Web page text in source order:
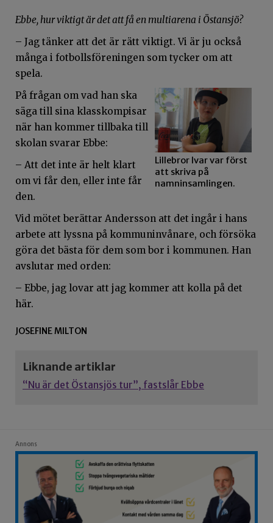
Ebbe, hur viktigt är det att få en multiarena i Östansjö?
– Jag tänker att det är rätt viktigt. Vi är ju också
många i fotbollsföreningen som tycker om att
spela.
Lillebror Ivar var först
att skriva på
namninsamlingen.
På frågan om vad han ska
säga till sina klasskompisar
när han kommer tillbaka till
skolan svarar Ebbe:
– Att det inte är helt klart
om vi får den, eller inte får
den.
Vid mötet berättar Andersson att det ingår i hans
arbete att lyssna på kommuninvånare, och försöka
göra det bästa för dem som bor i kommunen. Han
avslutar med orden:
– Ebbe, jag lovar att jag kommer att kolla på det
här.
JOSEFINE MILTON
Liknande artiklar
“Nu är det Östansjös tur”, fastslår Ebbe
Annons